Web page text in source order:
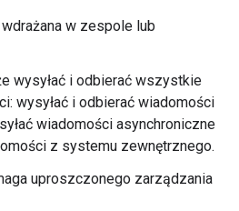
w zespole lub
wysyłać i odbierać wszystkie
wysyłać i odbierać wiadomości
wiadomości asynchroniczne
z systemu zewnętrznego.
uproszczonego zarządzania